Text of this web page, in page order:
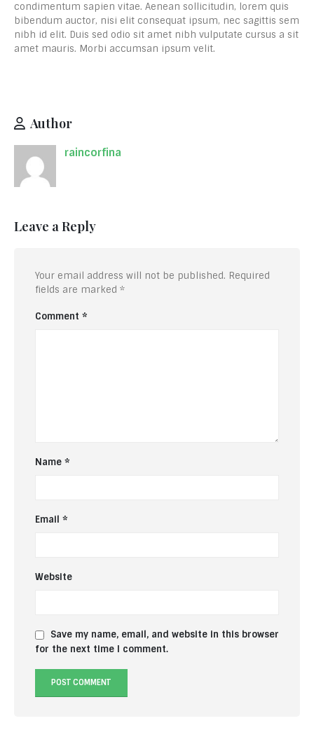
condimentum sapien vitae. Aenean sollicitudin, lorem quis
bibendum auctor, nisi elit consequat ipsum, nec sagittis sem
nibh id elit. Duis sed odio sit amet nibh vulputate cursus a sit
amet mauris. Morbi accumsan ipsum velit.
Author
raincorfina
Leave a Reply
Your email address will not be published. Required
fields are marked *
Comment *
Name *
Email *
Website
Save my name, email, and website in this browser
for the next time I comment.